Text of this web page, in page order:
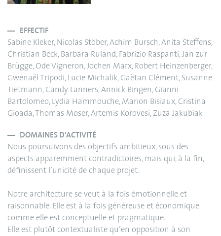
EFFECTIF
Sabine Kleker, Nicolas Stöber, Achim Bursch, Anita Steffens,
Christian Beck, Barbara Ruland, Fabrizio Raspanti, Jan zur
Brügge, Ode Vigneron, Jochen Marx, Robert Heinzenberger,
Gwenaël Tripodi, Lucie Michalik, Gaëtan Clément, Susanne
Tietmann, Candy Lanners, Annick Bingen, Gianni
Bartolomeo, Lydia Hammouche, Marion Bisiaux, Cristina
Gioada, Thomas Moser, Artemis Korovesi, Zuza Jakubiak
DOMAINES D'ACTIVITÉ
Nous poursuivons des objectifs ambitieux, sous des
aspects apparemment contradictoires, mais qui, à la fin,
définissent l’unicité de chaque projet.
Notre architecture se veut à la fois émotionnelle et
raisonnable. Elle est à la fois généreuse et économique
comme elle est conceptuelle et pragmatique.
Elle est plutôt contextualiste qu’en opposition à son